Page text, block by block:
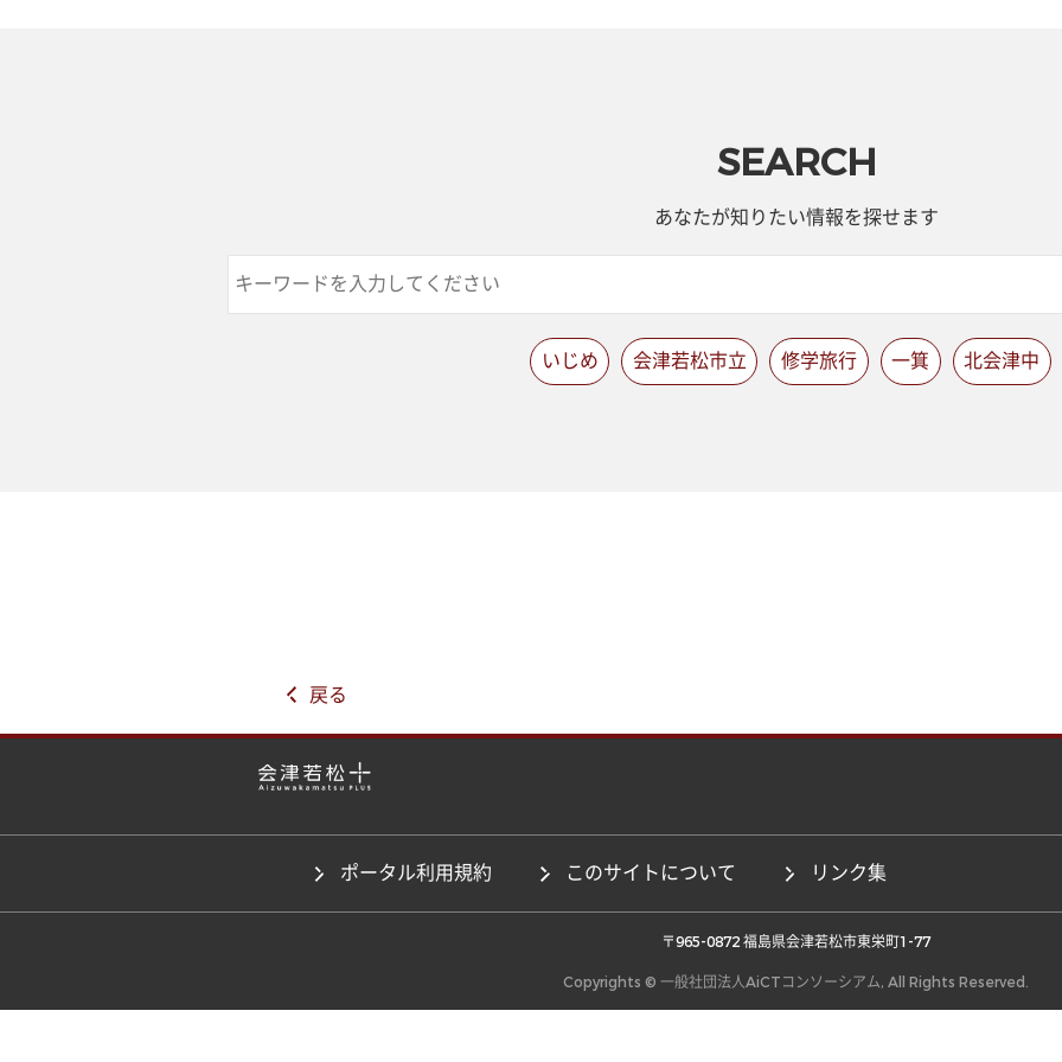
SEARCH
あなたが知りたい情報を探せます
いじめ 会津若松市立 修学旅行 一箕 北会津中
戻る
ポータル利用規約 このサイトについて リンク集
〒965-0872 福島県会津若松市東栄町1-77
Copyrights © 一般社団法人AiCTコンソーシアム, All Rights Reserved.